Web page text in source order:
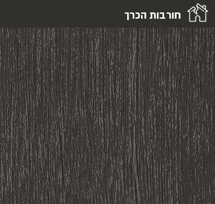
חורבות הכרך